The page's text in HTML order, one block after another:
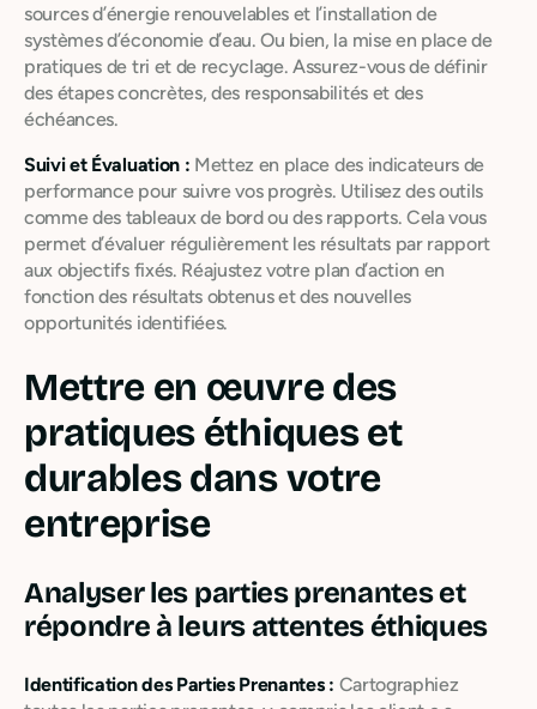
sources d’énergie renouvelables et l’installation de
systèmes d’économie d’eau. Ou bien, la mise en place de
pratiques de tri et de recyclage. Assurez-vous de définir
des étapes concrètes, des responsabilités et des
échéances.
Suivi et Évaluation : Mettez en place des indicateurs de
performance pour suivre vos progrès. Utilisez des outils
comme des tableaux de bord ou des rapports. Cela vous
permet d’évaluer régulièrement les résultats par rapport
aux objectifs fixés. Réajustez votre plan d’action en
fonction des résultats obtenus et des nouvelles
opportunités identifiées.
Mettre en œuvre des
pratiques éthiques et
durables dans votre
entreprise
Analyser les parties prenantes et
répondre à leurs attentes éthiques
Identification des Parties Prenantes : Cartographiez